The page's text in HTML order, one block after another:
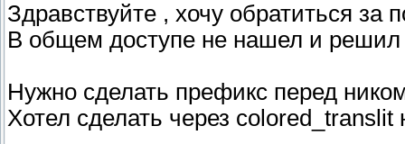
Здравствуйте , хочу обратиться за
В общем доступе не нашел и решил
Нужно сделать префикс перед
Хотел сделать через